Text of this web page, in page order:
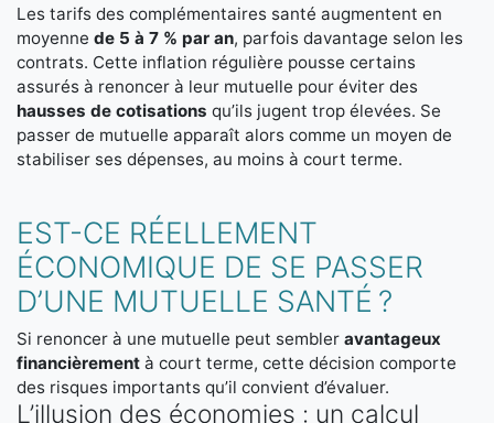
Les tarifs des complémentaires santé augmentent en
moyenne de 5 à 7 % par an, parfois davantage selon les
contrats. Cette inflation régulière pousse certains
assurés à renoncer à leur mutuelle pour éviter des
hausses de cotisations qu’ils jugent trop élevées. Se
passer de mutuelle apparaît alors comme un moyen de
stabiliser ses dépenses, au moins à court terme.
EST-CE RÉELLEMENT
ÉCONOMIQUE DE SE PASSER
D’UNE MUTUELLE SANTÉ ?
Si renoncer à une mutuelle peut sembler avantageux
financièrement à court terme, cette décision comporte
des risques importants qu’il convient d’évaluer.
L’illusion des économies : un calcul